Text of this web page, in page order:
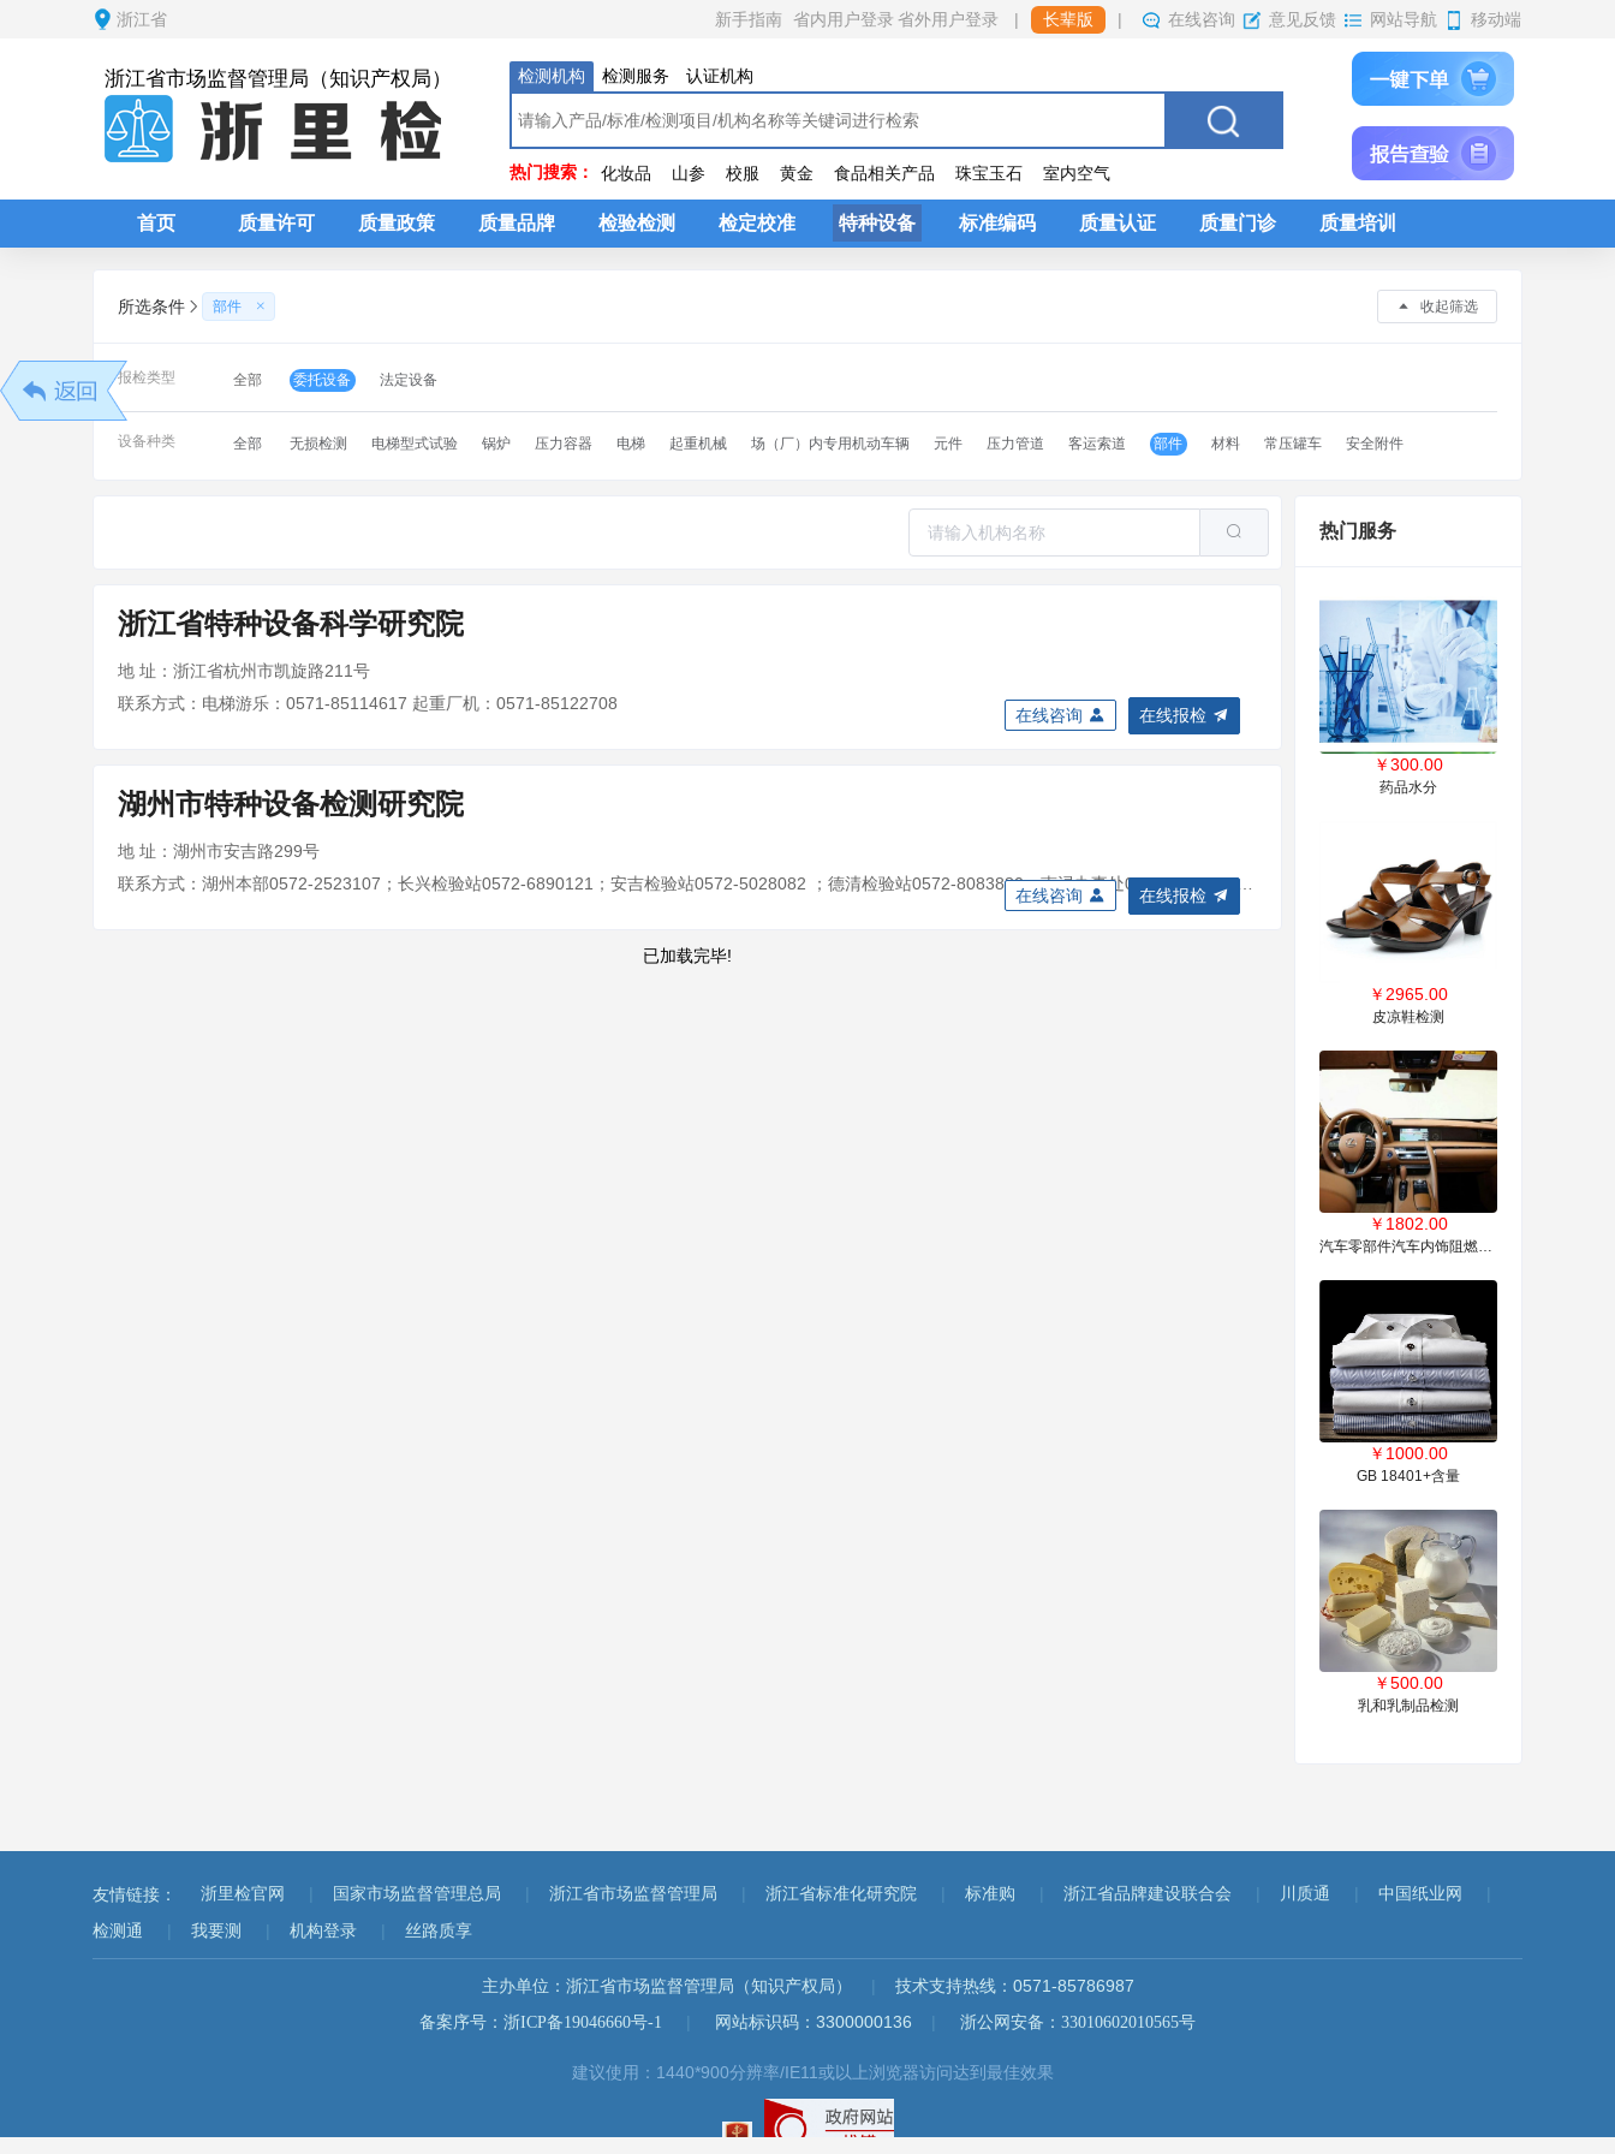
浙江省 新手指南 省内用户登录 省外用户登录 | 长辈版 | 在线咨询 意见反馈 网站导航 移动端
浙江省市场监督管理局（知识产权局） 检测机构 检测服务 认证机构
热门搜索： 化妆品 山参 校服 黄金 食品相关产品 珠宝玉石 室内空气
首页 质量许可 质量政策 质量品牌 检验检测 检定校准 特种设备 标准编码 质量认证 质量门诊 质量培训
所选条件 部件 收起筛选
报检类型 全部 委托设备 法定设备
设备种类 全部 无损检测 电梯型式试验 锅炉 压力容器 电梯 起重机械 场（厂）内专用机动车辆 元件 压力管道 客运索道 部件 材料 常压罐车 安全附件
浙江省特种设备科学研究院
地 址：浙江省杭州市凯旋路211号
联系方式：电梯游乐：0571-85114617 起重厂机：0571-85122708
在线咨询 在线报检
湖州市特种设备检测研究院
地 址：湖州市安吉路299号
联系方式：湖州本部0572-2523107；长兴检验站0572-6890121；安吉检验站0572-5028082 ；德清检验站0572-8083880；南浔办事处0572-3652231；安全阀校验区0572
在线咨询 在线报检
已加载完毕!
热门服务
￥300.00
药品水分
￥ 2965.00
皮凉鞋检测
￥ 1802.00
汽车零部件汽车内饰阻燃检测
￥ 1000.00
GB 18401+含量
￥500.00
乳和乳制品检测
友情链接： 浙里检官网 国家市场监督管理总局 浙江省市场监督管理局 浙江省标准化研究院 标准购 浙江省品牌建设联合会 川质通 中国纸业网
检测通 我要测 机构登录 丝路质享
主办单位：浙江省市场监督管理局（知识产权局） 技术支持热线：0571-85786987
备案序号：浙ICP备19046660号-1 网站标识码：3300000136 浙公网安备：33010602010565号
建议使用：1440*900分辨率/IE11或以上浏览器访问达到最佳效果